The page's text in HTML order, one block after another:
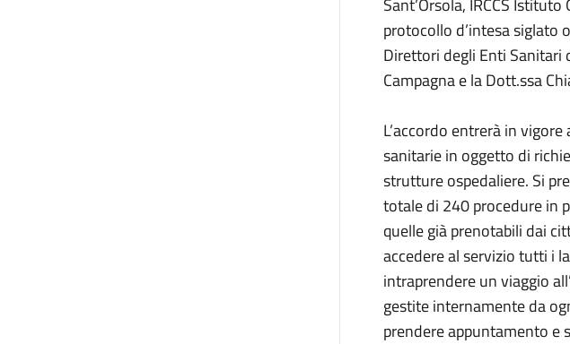
protocollo d’intesa siglato
Direttori degli Enti
Campagna e la Dott.ssa
L’accordo entrerà in
sanitarie in oggetto di
strutture ospedaliere. Si
totale di 240 procedure in
quelle già prenotabili dai
accedere al servizio tutti i
intraprendere un viaggio
gestite internamente da
prendere appuntamento e